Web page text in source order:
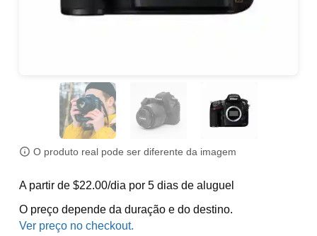
O produto real pode ser diferente da imagem
A partir de $22.00/dia por 5 dias de aluguel
O preço depende da duração e do destino.